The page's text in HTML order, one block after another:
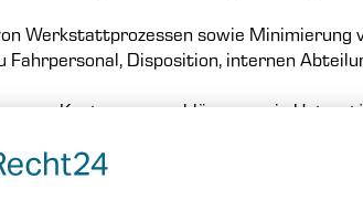
Werkstattprozessen sowie Minimierung
Disposition, internen
von Kostenvoranschlägen sowie
Vorschriften, interner
aller Maßnahmen